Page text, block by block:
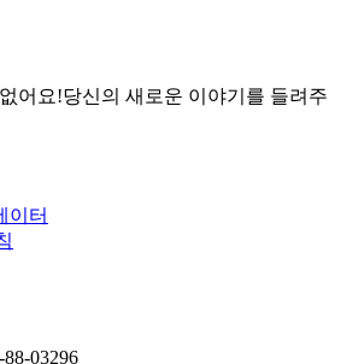
어요!당신의 새로운 이야기를 들려주
이터
03296